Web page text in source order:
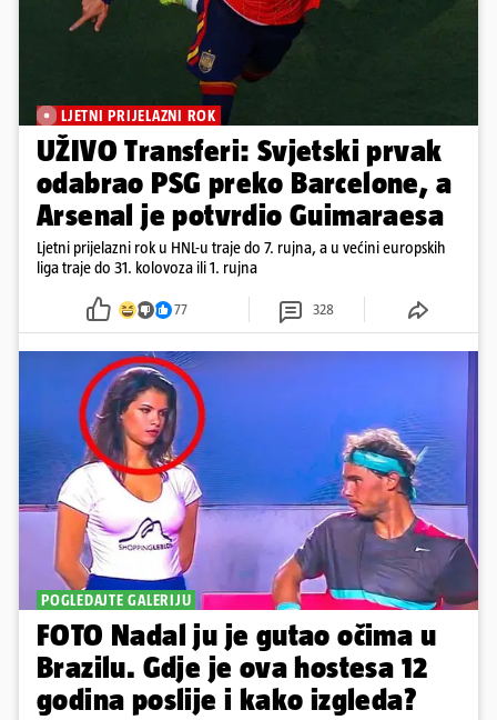
LJETNI PRIJELAZNI ROK
UŽIVO Transferi: Svjetski prvak
odabrao PSG preko Barcelone, a
Arsenal je potvrdio Guimaraesa
Ljetni prijelazni rok u HNL-u traje do 7. rujna, a u većini europskih
liga traje do 31. kolovoza ili 1. rujna
77 328
POGLEDAJTE GALERIJU
FOTO Nadal ju je gutao očima u
Brazilu. Gdje je ova hostesa 12
godina poslije i kako izgleda?